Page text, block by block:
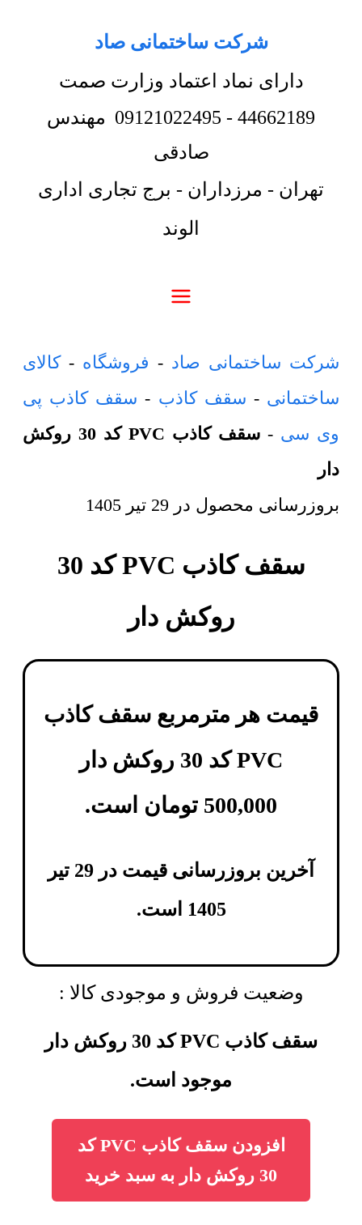
شرکت ساختمانی صاد
دارای نماد اعتماد وزارت صمت
44662189
-
09121022495 مهندس
صادقی
تهران - مرزداران - برج تجاری اداری
الوند
شرکت ساختمانی صاد - فروشگاه -کالای
ساختمانی - سقف کاذب - سقف کاذب پی
وی سی -
سقف کاذب PVC کد 30 روکش
دار
بروزرسانی محصول در 29 تیر 1405
سقف کاذب PVC کد 30
روکش دار
قیمت هر مترمربع سقف کاذب
PVC کد 30 روکش دار
500,000 تومان است.
آخرین بروزرسانی قیمت در 29 تیر
1405 است.
وضعیت فروش و موجودی کالا :
سقف کاذب PVC کد 30 روکش دار
موجود است.
افزودن سقف کاذب PVC کد
30 روکش دار به سبد خرید